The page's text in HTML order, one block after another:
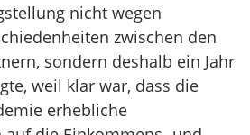
nicht wegen
zwischen den
sondern deshalb ein Jahr
weil klar war, dass die
erhebliche